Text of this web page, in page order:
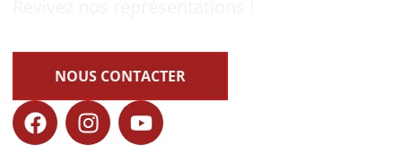
NOUS CONTACTER